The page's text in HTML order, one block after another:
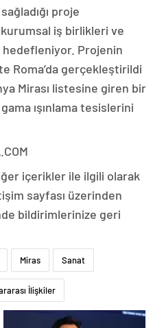
proje
kurumsal iş birlikleri ve
Projenin
Roma’da gerçekleştirildi
Mirası listesine giren bir
ışınlama tesislerini
içerikler ile ilgili olarak
sayfası üzerinden
bildirimlerinize geri
Miras Sanat
İlişkiler